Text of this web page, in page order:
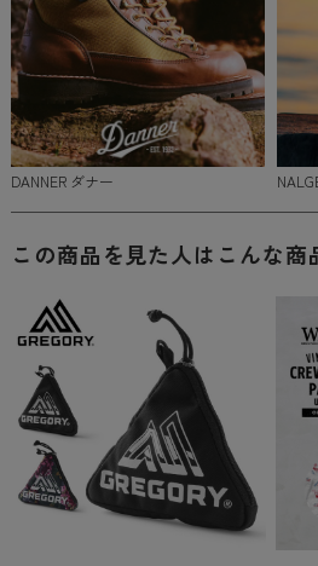
DANNER ダナー
この商品を見た人はこんな商